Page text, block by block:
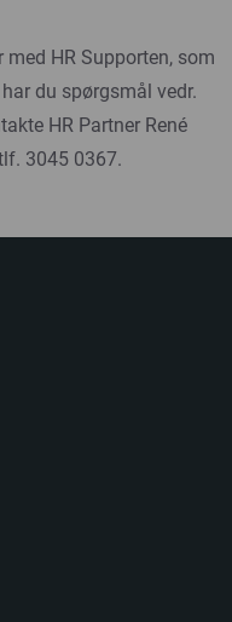
HR Supporten, som
du spørgsmål vedr.
HR Partner René
3045 0367.